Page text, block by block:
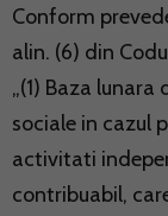
Conform
alin. (6) din
„(1) Baza
sociale in cazul
activitati
contribuabil,